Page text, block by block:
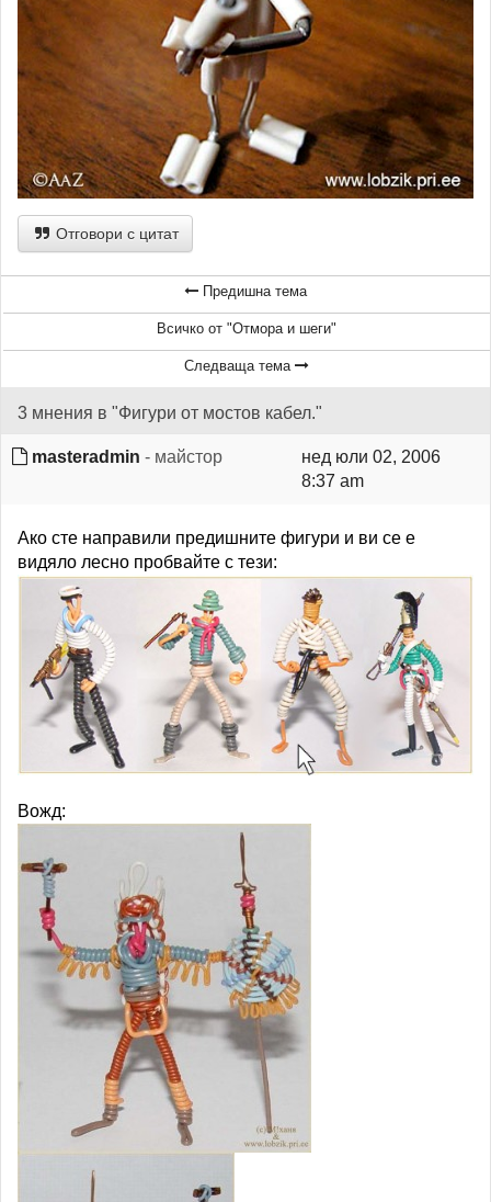
Отговори с цитат
Предишна тема
Всичко от "Отмора и шеги"
Следваща тема
3 мнения в "Фигури от мостов кабел."
masteradmin - майстор
нед юли 02, 2006
8:37 am
Ако сте направили предишните фигури и ви се е
видяло лесно пробвайте с тези:
Вожд: